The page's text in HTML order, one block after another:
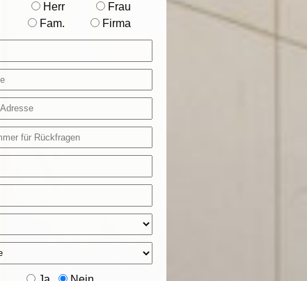
Herr
Frau
Fam.
Firma